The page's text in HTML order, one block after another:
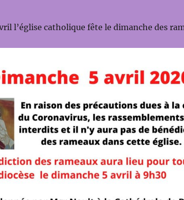
l’église catholique fête le dimanche des